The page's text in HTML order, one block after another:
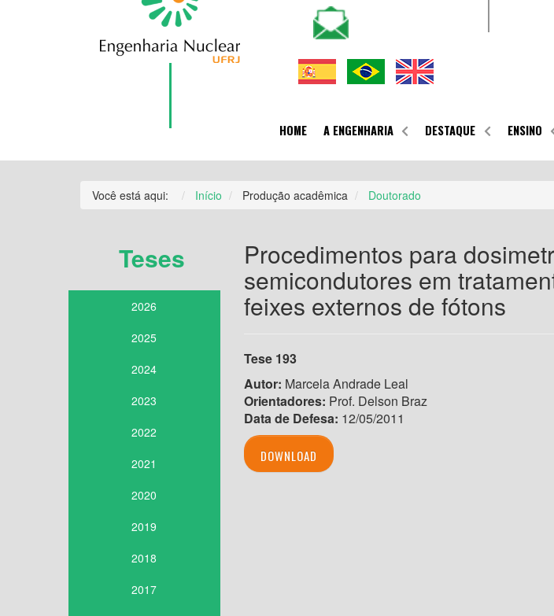
HOME A ENGENHARIA DESTAQUE ENSINO
Você está aqui: Início Produção acadêmica Doutorado
Teses
2026
2025
2024
2023
2022
2021
2020
2019
2018
2017
Procedimentos para
semicondutores em
feixes externos de fótons
Tese 193
Autor: Marcela Andrade Leal
Orientadores: Prof. Delson Braz
Data de Defesa: 12/05/2011
DOWNLOAD